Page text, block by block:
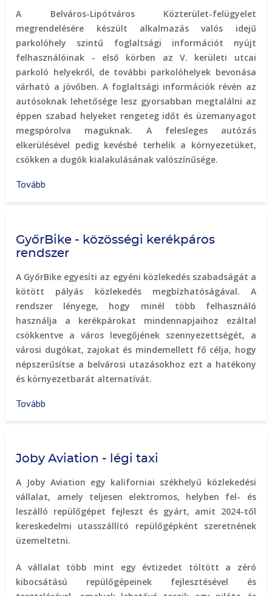
A Belváros-Lipótváros Közterület-felügyelet
megrendelésére készült alkalmazás valós idejű
parkolóhely szintű foglaltsági információt nyújt
felhasználóinak - első körben az V. kerületi utcai
parkoló helyekről, de további parkolóhelyek bevonása
várható a jövőben. A foglaltsági információk révén az
autósoknak lehetősége lesz gyorsabban megtalálni az
éppen szabad helyeket rengeteg időt és üzemanyagot
megspórolva maguknak. A felesleges autózás
elkerülésével pedig kevésbé terhelik a környezetüket,
csökken a dugók kialakulásának valószínűsége.
Tovább
GyőrBike - közösségi kerékpáros
rendszer
A GyőrBike egyesíti az egyéni közlekedés szabadságát a
kötött pályás közlekedés megbízhatóságával. A
rendszer lényege, hogy minél több felhasználó
használja a kerékpárokat mindennapjaihoz ezáltal
csökkentve a város levegőjének szennyezettségét, a
városi dugókat, zajokat és mindemellett fő célja, hogy
népszerűsítse a belvárosi utazásokhoz ezt a hatékony
és környezetbarát alternatívát.
Tovább
rendszer)
Joby Aviation - légi taxi
A Joby Aviation egy kaliforniai székhelyű közlekedési
vállalat, amely teljesen elektromos, helyben fel- és
leszálló repülőgépet fejleszt és gyárt, amit 2024-től
kereskedelmi utasszállító repülőgépként szeretnének
üzemeltetni.
A vállalat több mint egy évtizedet töltött a zéró
kibocsátású repülőgépeinek fejlesztésével és